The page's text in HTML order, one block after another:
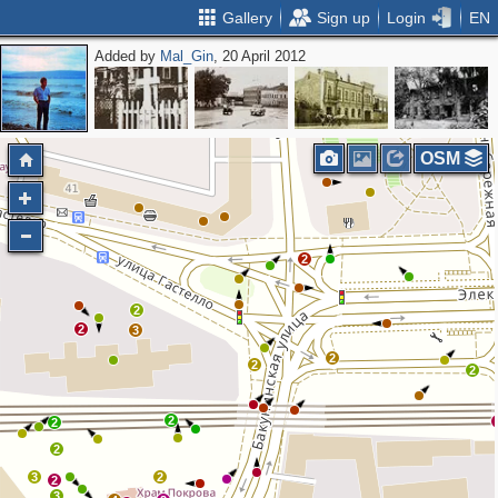
Gallery Sign up Login EN
Added by Mal_Gin, 20 April 2012
2
2
3
2
2
2
2
2
2
2
2
3 2
OSM